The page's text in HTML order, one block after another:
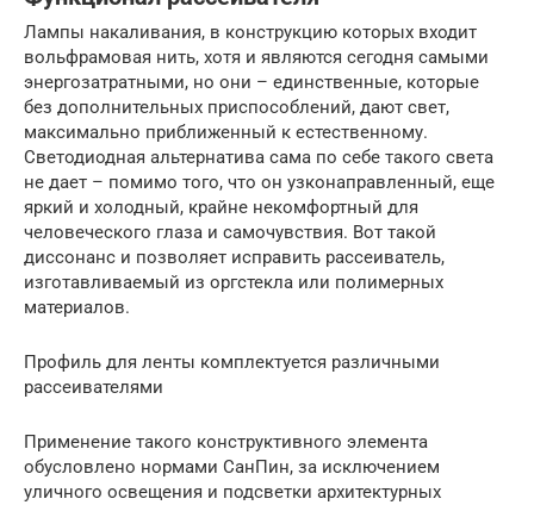
Лампы накаливания, в конструкцию которых входит
вольфрамовая нить, хотя и являются сегодня самыми
энергозатратными, но они – единственные, которые
без дополнительных приспособлений, дают свет,
максимально приближенный к естественному.
Светодиодная альтернатива сама по себе такого света
не дает – помимо того, что он узконаправленный, еще
яркий и холодный, крайне некомфортный для
человеческого глаза и самочувствия. Вот такой
диссонанс и позволяет исправить рассеиватель,
изготавливаемый из оргстекла или полимерных
материалов.
Профиль для ленты комплектуется различными
рассеивателями
Применение такого конструктивного элемента
обусловлено нормами СанПин, за исключением
уличного освещения и подсветки архитектурных